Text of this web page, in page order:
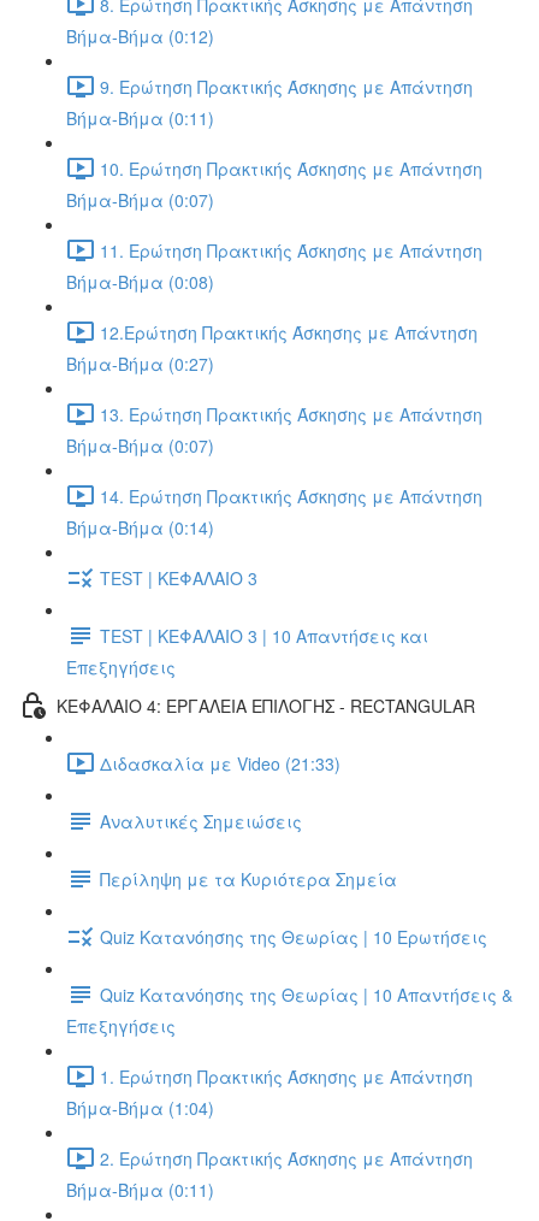
Βήμα-Βήμα (0:12)
9. Ερώτηση Πρακτικής Άσκησης με Απάντηση
Βήμα-Βήμα (0:11)
10. Ερώτηση Πρακτικής Άσκησης με Απάντηση
Βήμα-Βήμα (0:07)
11. Ερώτηση Πρακτικής Άσκησης με Απάντηση
Βήμα-Βήμα (0:08)
12.Ερώτηση Πρακτικής Άσκησης με Απάντηση
Βήμα-Βήμα (0:27)
13. Ερώτηση Πρακτικής Άσκησης με Απάντηση
Βήμα-Βήμα (0:07)
14. Ερώτηση Πρακτικής Άσκησης με Απάντηση
Βήμα-Βήμα (0:14)
TEST | ΚΕΦΑΛΑΙΟ 3
TEST | ΚΕΦΑΛΑΙΟ 3 | 10 Απαντήσεις και
Επεξηγήσεις
ΚΕΦΑΛΑΙΟ 4: ΕΡΓΑΛΕΙΑ ΕΠΙΛΟΓΗΣ - RECTANGULAR
Διδασκαλία με Video (21:33)
Αναλυτικές Σημειώσεις
Περίληψη με τα Κυριότερα Σημεία
Quiz Κατανόησης της Θεωρίας | 10 Ερωτήσεις
Quiz Κατανόησης της Θεωρίας | 10 Απαντήσεις &
Επεξηγήσεις
1. Ερώτηση Πρακτικής Άσκησης με Απάντηση
Βήμα-Βήμα (1:04)
2. Ερώτηση Πρακτικής Άσκησης με Απάντηση
Βήμα-Βήμα (0:11)